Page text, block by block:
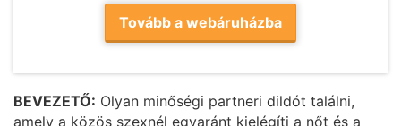
Tovább a webáruházba
BEVEZETŐ: Olyan minőségi partneri dildót találni,
amely a közös szexnél egyaránt kielégíti a nőt és a